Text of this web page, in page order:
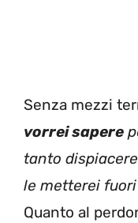
Senza mezzi
vorrei sapere
tanto
le metterei
Quanto al